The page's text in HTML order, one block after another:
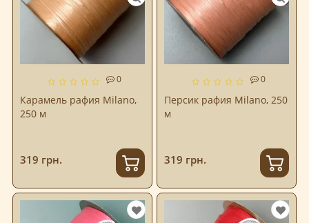
0
Карамель рафия Milano,
250 м
319 грн.
0
Персик рафия Milano, 250
м
319 грн.